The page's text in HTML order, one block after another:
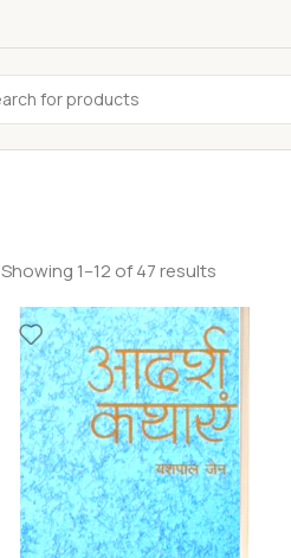
Showing 1–12 of 47 results